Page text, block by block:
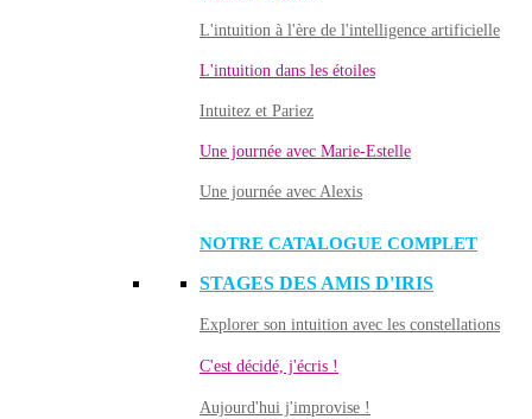
L'intuition à l'ère de l'intelligence artificielle
L'intuition dans les étoiles
Intuitez et Pariez
Une journée avec Marie-Estelle
Une journée avec Alexis
NOTRE CATALOGUE COMPLET
STAGES DES AMIS D'IRIS
Explorer son intuition avec les constellations
C'est décidé, j'écris !
Aujourd'hui j'improvise !